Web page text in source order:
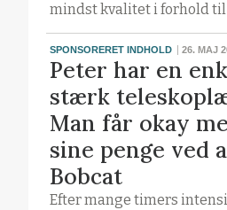
mindst kvalitet i forhold til
SPONSORERET INDHOLD 26. MAJ
Peter har en
stærk
Man får okay
sine penge ved
Bobcat
Efter mange timers